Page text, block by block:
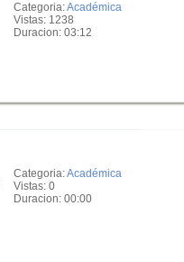
Categoria:Académica
Vistas: 1238
Duracion: 03:12
Categoria:Académica
Vistas: 0
Duracion: 00:00